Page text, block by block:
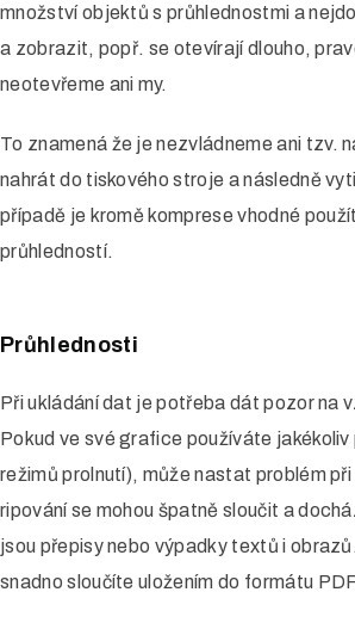
množství objektů s průhlednostmi a
a zobrazit, popř. se otevírají dlouho,
neotevřeme ani my.
To znamená že je nezvládneme ani tzv.
nahrát do tiskového stroje a následně
případě je kromě komprese vhodné
průhledností.
Průhlednosti
Při ukládání dat je potřeba dát pozor na
Pokud ve své grafice používáte
režimů prolnutí), může nastat problém
ripování se mohou špatně sloučit a
jsou přepisy nebo výpadky textů i
snadno sloučíte uložením do formátu